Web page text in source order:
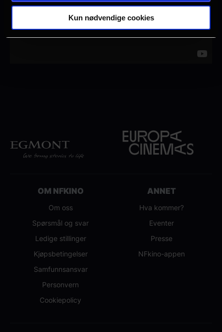
Kun nødvendige cookies
OM NFKINO
Om oss
Spørsmål og svar
Ledige stillinger
Kjøpsbetingelser
Samfunnsansvar
Personvern
Cookiepolicy
ANNET
Hva kommer?
Eventer
Presse
NFkino-appen